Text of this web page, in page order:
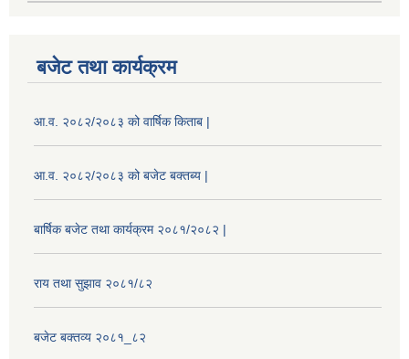
बजेट तथा कार्यक्रम
आ.व. २०८२/२०८३ को वार्षिक किताब |
आ.व. २०८२/२०८३ को बजेट बक्तब्य |
बार्षिक बजेट तथा कार्यक्रम २०८१/२०८२ |
राय तथा सुझाव २०८१/८२
बजेट बक्तव्य २०८१_८२